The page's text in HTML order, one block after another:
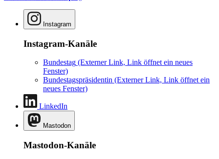
Instagram
Instagram-Kanäle
Bundestag (Externer Link, Link öffnet ein neues
Fenster)
Bundestagspräsidentin (Externer Link, Link öffnet ein
neues Fenster)
LinkedIn
Mastodon
Mastodon-Kanäle